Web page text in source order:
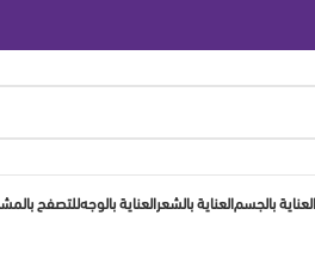
العناية بالجسم العناية بالشعر العناية بالوجهللتصفح